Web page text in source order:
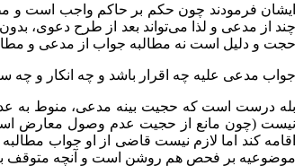
ایشان فرمودند چون حکم بر حاکم واجب است و
چند از مدعی و لذا می‌تواند بعد از طرح دعوی،
حجت و دلیل است نه مطالبه جواب از مدعی و
جواب مدعی علیه چه اقرار باشد و چه انکار و
بله درست است که حجیت بینه مدعی، منوط به
نیست (چون مانع از حجیت عدم وصول معارض است
اقامه کند اما لازم نیست قاضی از او جواب
موضوعیه بر فحص هم روشن است و آنچه متوقف